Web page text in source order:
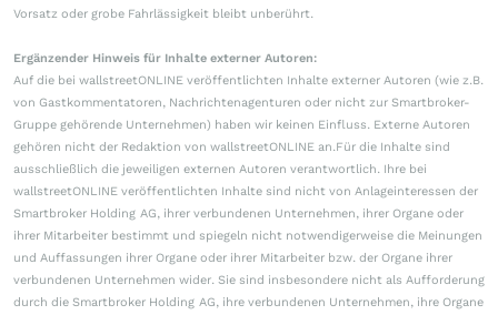
Vorsatz oder grobe Fahrlässigkeit bleibt unberührt.
Ergänzender Hinweis für Inhalte externer Autoren:
Auf die bei wallstreetONLINE veröffentlichten Inhalte externer Autoren (wie z.B.
von Gastkommentatoren, Nachrichtenagenturen oder nicht zur Smartbroker-
Gruppe gehörende Unternehmen) haben wir keinen Einfluss. Externe Autoren
gehören nicht der Redaktion von wallstreetONLINE an.Für die Inhalte sind
ausschließlich die jeweiligen externen Autoren verantwortlich. Ihre bei
wallstreetONLINE veröffentlichten Inhalte sind nicht von Anlageinteressen der
Smartbroker Holding AG, ihrer verbundenen Unternehmen, ihrer Organe oder
ihrer Mitarbeiter bestimmt und spiegeln nicht notwendigerweise die Meinungen
und Auffassungen ihrer Organe oder ihrer Mitarbeiter bzw. der Organe ihrer
verbundenen Unternehmen wider. Sie sind insbesondere nicht als Aufforderung
durch die Smartbroker Holding AG, ihre verbundenen Unternehmen, ihre Organe